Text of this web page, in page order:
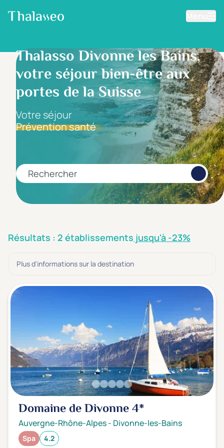
Aller au contenu principal
Thalasso Divonne les Bains,
votre séjour bien-être aux
portes de la Suisse
Votre séjour
Prévention santé
Rechercher
Filtrer les résultats
Fourchette de prix
Prix par personne
Minimum
Maximum
Catégorie d'hôtel
5 étoiles *****
(0)
Note de nos clients
(1)
(2)
Envie de
Bord de mer
(0)
Ville
(1)
Montagne
(0)
Campagne
Résultats : 2 établissements jusqu'à -23%
Plus d'informations sur la destination
Domaine de Divonne4*
Auvergne-Rhône-Alpes- Divonne-les-Bains
Spa 4.2